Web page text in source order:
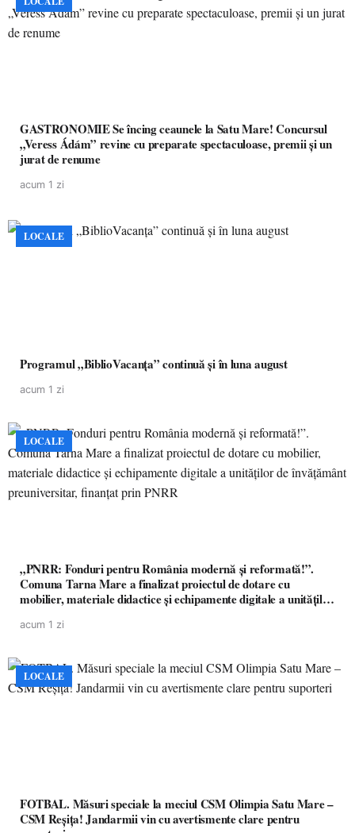
GASTRONOMIE Se încing ceaunele la Satu Mare! Concursul
„Veress Ádám” revine cu preparate spectaculoase, premii și un
jurat de renume
acum 1 zi
LOCALE
Programul „BiblioVacanța” continuă și în luna august
acum 1 zi
LOCALE
„PNRR: Fonduri pentru România modernă și reformată!”.
Comuna Tarna Mare a finalizat proiectul de dotare cu
mobilier, materiale didactice și echipamente digitale a unităților
acum 1 zi
LOCALE
FOTBAL. Măsuri speciale la meciul CSM Olimpia Satu Mare –
CSM Reșița! Jandarmii vin cu avertismente clare pentru